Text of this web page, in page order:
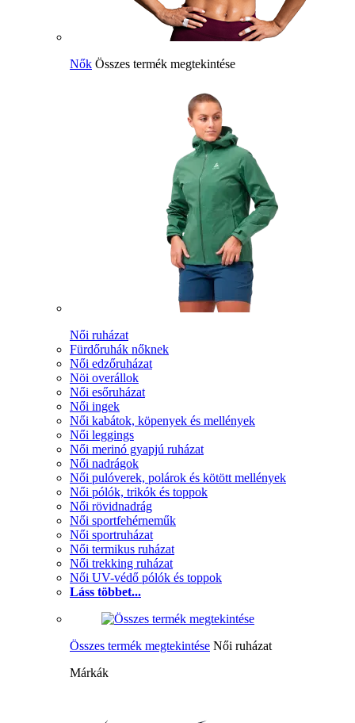
Nők Összes termék megtekintése
Női ruházat
Fürdőruhák nőknek
Női edzőruházat
Nöi overállok
Női esőruházat
Női ingek
Női kabátok, köpenyek és mellények
Női leggings
Női merinó gyapjú ruházat
Női nadrágok
Női pulóverek, polárok és kötött mellények
Női pólók, trikók és toppok
Női rövidnadrág
Női sportfehérneműk
Női sportruházat
Női termikus ruházat
Női trekking ruházat
Női UV-védő pólók és toppok
Láss többet...
Összes termék megtekintése Női ruházat
Márkák